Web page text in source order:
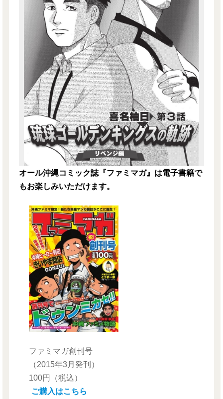
オール沖縄コミック誌『ファミマガ』は電子書籍で
もお楽しみいただけます。
ファミマガ創刊号
（2015年3月発刊）
100円（税込）
ご購入はこちら